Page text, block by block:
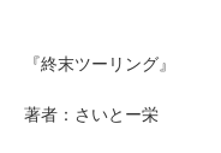
『終末ツーリング』
著者：さいとー栄